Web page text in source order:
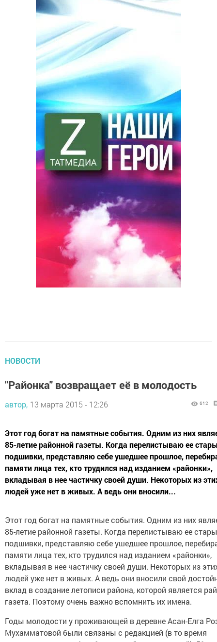
НОВОСТИ
"Районка" возвращает её в молодость
автор, 13 марта 2015 - 12:26 612
Этот год богат на памятные события. Одним из них
85-летие районной газеты. Когда перелистываю ее
подшивки, представляю себе ушедшее прошлое,
памяти лица тех, кто трудился над изданием «районки»,
вкладывая в нее частичку своей души. Некоторых из
людей уже нет в живых. А ведь они вносили...
Этот год богат на памятные события. Одним из них
85-летие районной газеты. Когда перелистываю ее
подшивки, представляю себе ушедшее прошлое,
памяти лица тех, кто трудился над изданием «районки»,
вкладывая в нее частичку своей души. Некоторых из
людей уже нет в живых. А ведь они вносили свой
вклад в создание летописи района, которой является
газета. Поэтому очень важно вспомнить их имена.
Годы молодости у проживающей в деревне Асан-Елга
Мухамматовой были связаны с редакцией (в то время